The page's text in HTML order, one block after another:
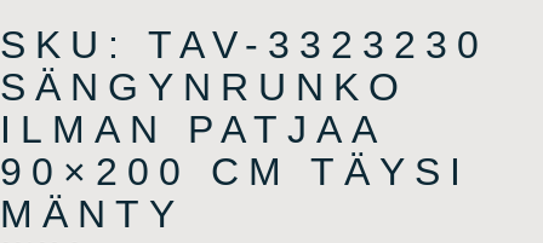
SKU: TAV-3323230
SÄNGYNRUNKO
ILMAN PATJAA
90×200 CM TÄYSI
MÄNTY